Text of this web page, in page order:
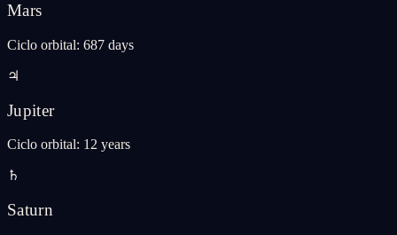
Mars
Ciclo orbital: 687 days
♃
Jupiter
Ciclo orbital: 12 years
♄
Saturn